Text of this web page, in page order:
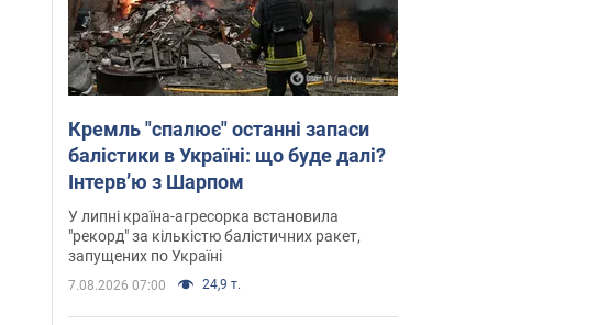
Кремль "спалює" останні запаси
балістики в Україні: що буде далі?
Інтерв’ю з Шарпом
У липні країна-агресорка встановила
"рекорд" за кількістю балістичних ракет,
запущених по Україні
7.08.2026 07:00 24,9 т.